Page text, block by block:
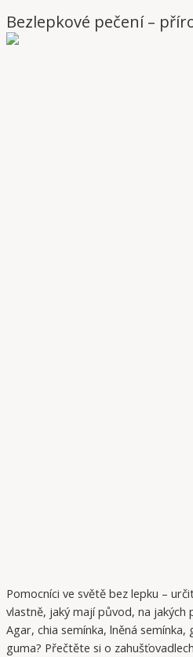
Bezlepkové pečení –
Pomocníci ve světě bez lepku –
vlastně, jaký mají původ, na jakých
Agar, chia semínka, lněná
guma? Přečtěte si o